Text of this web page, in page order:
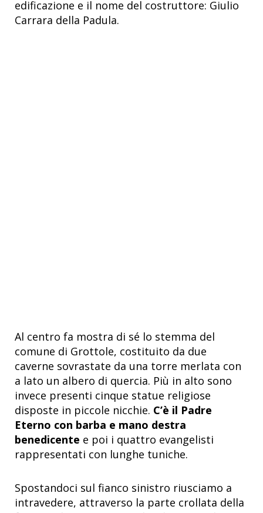
edificazione e il nome del costruttore: Giulio
Carrara della Padula.
Al centro fa mostra di sé lo stemma del
comune di Grottole, costituito da due
caverne sovrastate da una torre merlata con
a lato un albero di quercia. Più in alto sono
invece presenti cinque statue religiose
disposte in piccole nicchie. C’è il Padre
Eterno con barba e mano destra
benedicente e poi i quattro evangelisti
rappresentati con lunghe tuniche.
Spostandoci sul fianco sinistro riusciamo a
intravedere, attraverso la parte crollata della